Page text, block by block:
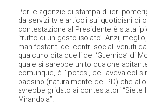
Per le agenzie di stampa di ieri
da servizi tv e articoli sui quotidiani di
contestazione al Presidente è stata
‘frutto di un gesto isolato’. Anzi,
manifestanti dei centri sociali venuti
qualcuno cita quelli del ‘Guernica’ di
quale si sarebbe unito qualche
comunque, è l’ipotesi, ce l’aveva col
paesino (naturalmente del PD) che
avrebbe gridato ai contestatori “Siete
Mirandola”.